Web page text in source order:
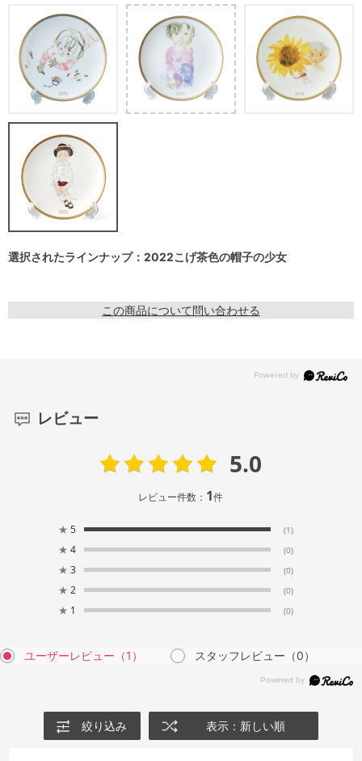
選択されたラインナップ：2022こげ茶色の帽子の少女
この商品について問い合わせる
レビュー
5.0
レビュー件数： 1件
★ 5 (1)
★ 4 (0)
★ 3 (0)
★ 2 (0)
★ 1 (0)
ユーザーレビュー （1） スタッフレビュー （0）
絞り込み 表示：新しい順